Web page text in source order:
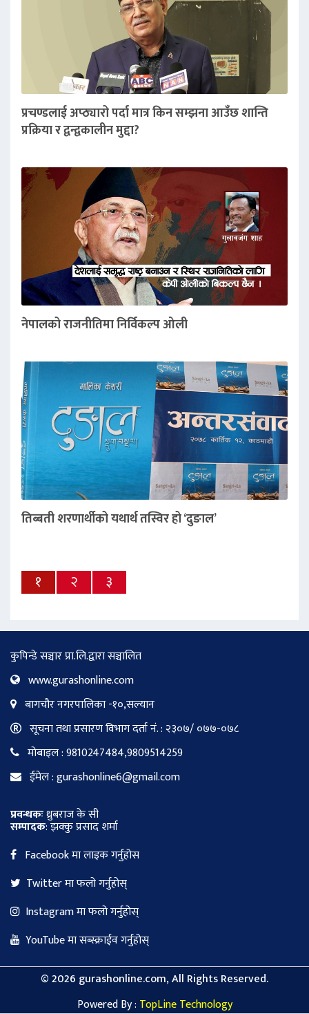
प्रचण्डलाई अप्ठ्यारो पर्दा मात्र किन सम्झना आउँछ शान्ति
प्रक्रिया र द्वन्द्वकालीन मुद्दा?
नेपालको राजनीतिमा निर्विकल्प ओली
तिब्बती शरणार्थीको यथार्थ तस्विर हो ‘दुङाल’
१ २ ३
कुपिन्डे सञ्चार प्रा.लि.द्वारा सञ्चालित
www.gurashonline.com
बागचौर नगरपालिका -१०,सल्यान
सूचना तथा प्रसारण विभाग दर्ता नं. : २३०७/ ०७७-०७८
मोबाइल : 9810247484,9809514259
ईमेल : gurashonline6@gmail.com
प्रवन्धकःध्रुबराज के सी
सम्पादक: झक्कु प्रसाद शर्मा
Facebook मा लाइक गर्नुहोस
Twitter मा फलो गर्नुहोस्
Instagram मा फलो गर्नुहोस्
YouTube मा सब्स्क्राईव गर्नुहोस्
©2026 gurashonline.com, All Rights Reserved.
Powered By : TopLine Technology